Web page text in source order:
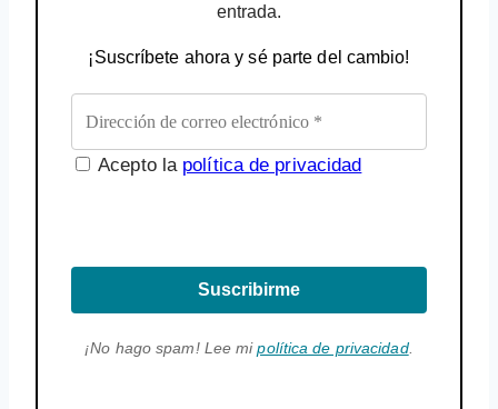
entrada.
¡Suscríbete ahora y sé parte del cambio!
Acepto la política de privacidad
Suscribirme
¡No hago spam! Lee mipolítica de privacidad.